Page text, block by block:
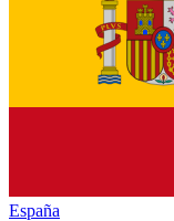
España